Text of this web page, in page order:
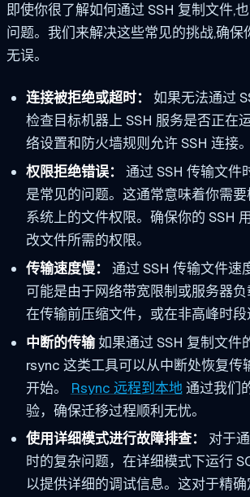
即使你很了解如何通过 SSH 复制文件,
问题。我们来解决这些常见的挑战,确保
无误。
连接被拒绝或超时：
如果无法通过
检查目标机器上 SSH 服务是否正在
络设置和防火墙规则允许 SSH 连接。
权限拒绝错误：
通过 SSH 传输文件
是常见的问题。这通常意味着你需
系统上的文件权限。确保你的 SSH
改文件所需的权限。
传输速度慢：
通过 SSH 传输文件速
可能是由于网络带宽限制或服务器
在传输前压缩文件，或在非高峰时段
中断的传输如果通过 SSH 复制文件
rsync 这类工具可以从中断处恢复传
开始。
Rsync 远程到本地通过我们
验，确保迁移过程顺利无忧。
使用详细模式进行故障排查：
对于
时的复杂问题，在详细模式下运行
以提供详细的调试信息。这对于精